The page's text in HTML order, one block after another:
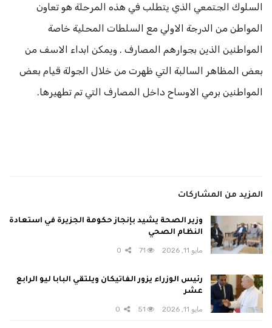
السلوك الجتمعي الذي يتطلب في هذه المرحلة هو تعاون
المواطن من الدرجة الاولي مع السلطات المحلية خاصة
المواطنين الذين بجوارهم المصارف . ويمكن ابداء الاسف من
بعض المظاهر السالبة التي ظهرت من خلال الجولة قيام بعض
المواطنين برمي الاوساح داخل المصارف التي تم تطهيرها.
المزيد من المشاركات
وزير الصحة يشيد بإنجاز حكومة الجزيرة في استعادة
النظام الصحي
مايو 11, 2026 71
رئيس الوزراء يزور الفاتيكان ويلتقي البابا ليو الرابع
عشر
مايو 11, 2026 51